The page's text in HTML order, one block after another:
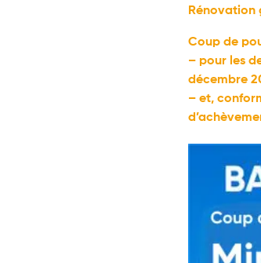
Rénovation
Coup de
– pour les
décembre
– et,